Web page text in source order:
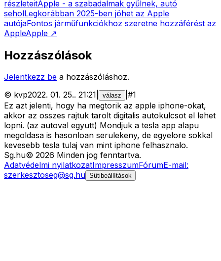
részleteitApple - a szabadalmak gyűlnek, autó
seholLegkorábban 2025-ben jöhet az Apple
autójaFontos járműfunkciókhoz szeretne hozzáférést az
AppleApple ↗
Hozzászólások
Jelentkezz be a hozzászóláshoz.
© kvp2022. 01. 25.. 21:21 válasz #1
Ez azt jelenti, hogy ha megtorik az apple iphone-okat,
akkor az osszes rajtuk tarolt digitalis autokulcsot el lehet
lopni. (az autoval egyutt) Mondjuk a tesla app alapu
megoldasa is hasonloan serulekeny, de egyelore sokkal
kevesebb tesla tulaj van mint iphone felhasznalo.
Sg.hu© 2026 Minden jog fenntartva.
Adatvédelmi nyilatkozatImpresszumFórumE-mail:
szerkesztoseg@sg.hu Sütibeállítások